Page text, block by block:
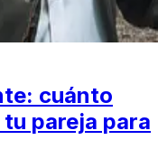
cuánto
pareja para